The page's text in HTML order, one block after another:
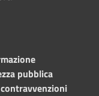
pubblica